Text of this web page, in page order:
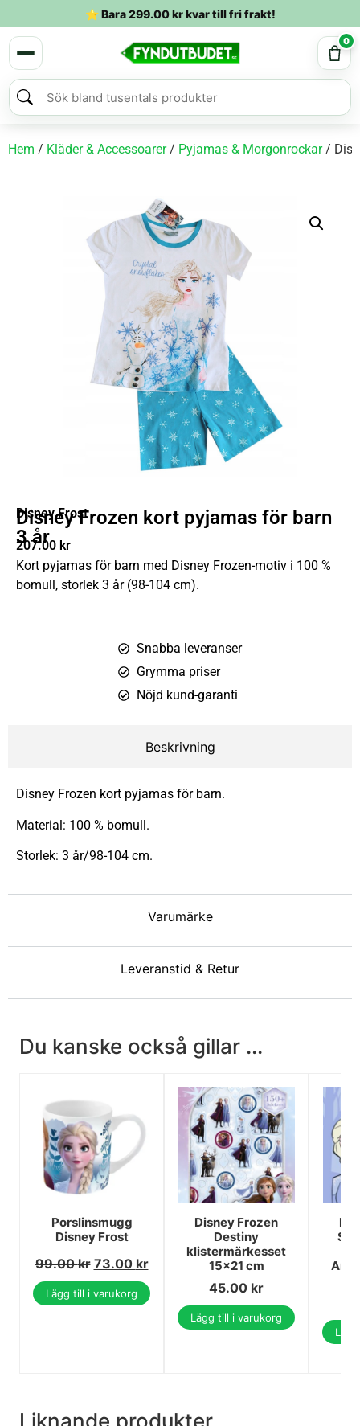
⭐ Bara299.00krkvar till fri frakt!
0
Hem / Kläder & Accessoarer/ Pyjamas & Morgonrockar/
Disney Frost
Disney Frozen kort pyjamas för barn
3 år
207.00 kr
Kort pyjamas för barn med Disney Frozen-motiv i 100 %
bomull, storlek 3 år (98-104 cm).
Snabba leveranser
Grymma priser
Nöjd kund-garanti
Beskrivning
Varumärke
Leveranstid & Retur
Disney Frozen kort pyjamas för barn.
Material: 100 % bomull.
Storlek: 3 år/98-104 cm.
Du kanske också gillar ...
Porslinsmugg
Disney Frost
99.00kr 73.00 kr
Lägg till i varukorg
Disney Frozen
Destiny
klistermärkesset
15x21 cm
45.00 kr
Lägg till i varukorg
Liknande produkter